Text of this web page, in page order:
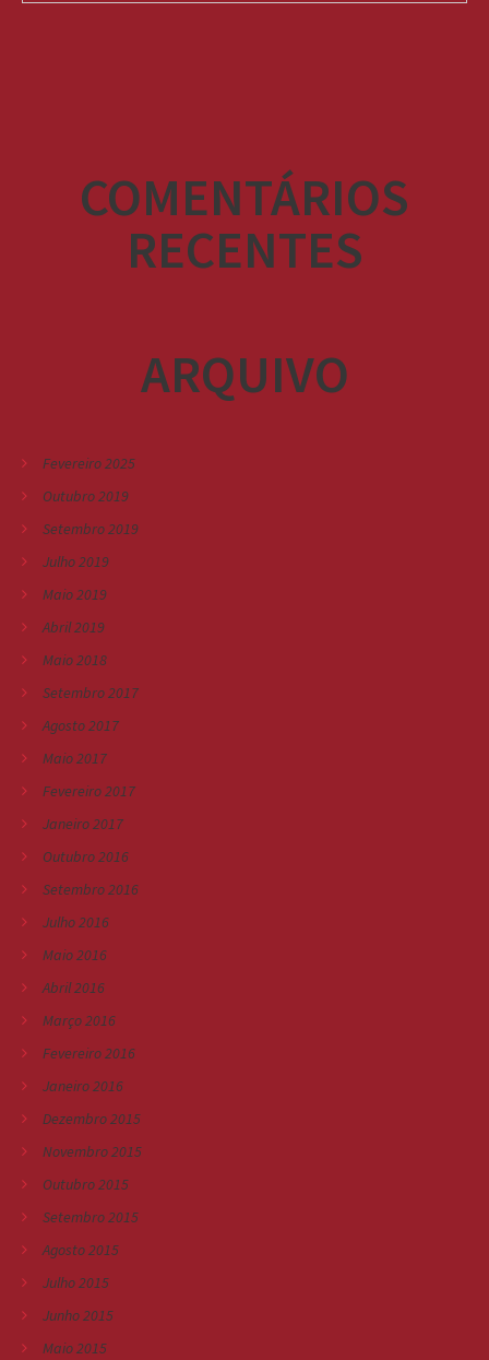
COMENTÁRIOS
RECENTES
ARQUIVO
Fevereiro 2025
Outubro 2019
Setembro 2019
Julho 2019
Maio 2019
Abril 2019
Maio 2018
Setembro 2017
Agosto 2017
Maio 2017
Fevereiro 2017
Janeiro 2017
Outubro 2016
Setembro 2016
Julho 2016
Maio 2016
Abril 2016
Março 2016
Fevereiro 2016
Janeiro 2016
Dezembro 2015
Novembro 2015
Outubro 2015
Setembro 2015
Agosto 2015
Julho 2015
Junho 2015
Maio 2015